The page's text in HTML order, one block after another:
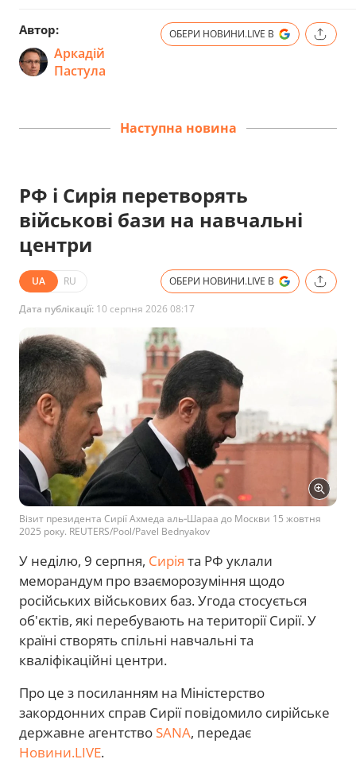
Автор:
Аркадій
Пастула
ОБЕРИ НОВИНИ.LIVE В
Наступна новина
РФ і Сирія перетворять
військові бази на навчальні
центри
UA RU ОБЕРИ НОВИНИ.LIVE В
Дата публікації: 10 серпня 2026 08:17
Візит президента Сирії Ахмеда аль‑Шараа до Москви 15 жовтня
2025 року. REUTERS/Pool/Pavel Bednyakov
У неділю, 9 серпня, Сирія та РФ уклали
меморандум про взаєморозуміння щодо
російських військових баз. Угода стосується
об'єктів, які перебувають на території Сирії. У
країні створять спільні навчальні та
кваліфікаційні центри.
Про це з посиланням на Міністерство
закордонних справ Сирії повідомило сирійське
державне агентство SANA, передає
Новини.LIVE.